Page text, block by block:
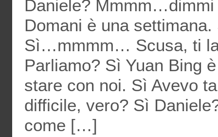
Daniele?
Domani è una
Sì…mmmm… Scusa, ti
Parliamo? Sì Yuan Bing
stare con noi. Sì Avevo
difficile, vero? Sì
come […]